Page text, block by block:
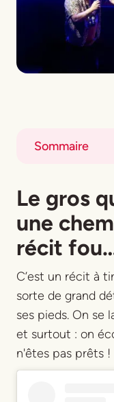
Sommaire
Title
Le gros
une
récit
C’est un récit à
sorte de grand
ses pieds. On se
et surtout : on
n'êtes pas prêts !